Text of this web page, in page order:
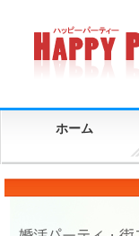
ホーム